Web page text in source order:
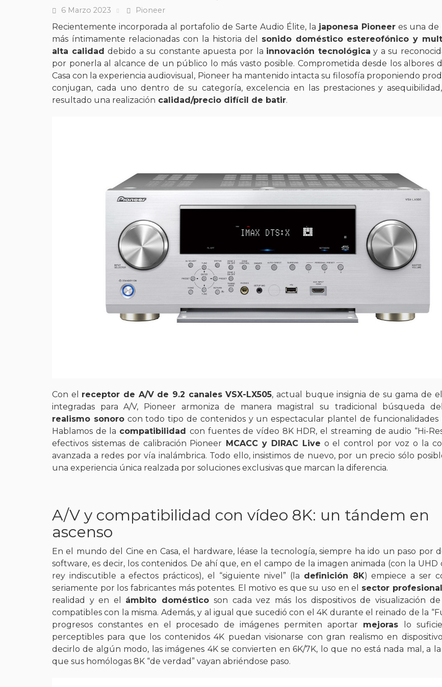
Fecha
6 Marzo 2023 Tags
Pioneer
Recientemente incorporada al portafolio de Sarte Audio Élite, la japonesa Pioneer es una de
más íntimamente relacionadas con la historia del sonido doméstico estereofónico y
alta calidaddebido a su constante apuesta por la innovación tecnológica y a su
por ponerla al alcance de un público lo más vasto posible. Comprometida desde los albores
Casa con la experiencia audiovisual, Pioneer ha mantenido intacta su filosofía proponiendo
conjugan, cada uno dentro de su categoría, excelencia en las prestaciones y
resultado una realización calidad/precio difícil de batir.
Con el receptor de A/V de 9.2 canales VSX-LX505, actual buque insignia de su gama de
integradas para A/V, Pioneer armoniza de manera magistral su tradicional búsqueda
realismo sonorocon todo tipo de contenidos y un espectacular plantel de funcionalidades
Hablamos de la compatibilidad con fuentes de vídeo 8K HDR, el streaming de audio “Hi-
efectivos sistemas de calibración Pioneer MCACC y DIRAC Live o el control por voz o la
avanzada a redes por vía inalámbrica. Todo ello, insistimos de nuevo, por un precio sólo
una experiencia única realzada por soluciones exclusivas que marcan la diferencia.
A/V y compatibilidad con vídeo 8K: un tándem en
ascenso
En el mundo del Cine en Casa, el hardware, léase la tecnología, siempre ha ido un paso por
software, es decir, los contenidos. De ahí que, en el campo de la imagen animada (con la UHD
rey indiscutible a efectos prácticos), el “siguiente nivel” (la definición 8K) empiece a ser
seriamente por los fabricantes más potentes. El motivo es que su uso en el sector
realidad y en el ámbito doméstico son cada vez más los dispositivos de visualización
compatibles con la misma. Además, y al igual que sucedió con el 4K durante el reinado de la
progresos constantes en el procesado de imágenes permiten aportar mejoras
lo
perceptibles para que los contenidos 4K puedan visionarse con gran realismo en
decirlo de algún modo, las imágenes 4K se convierten en 6K/7K, lo que no está nada mal, a
que sus homólogas 8K “de verdad” vayan abriéndose paso.